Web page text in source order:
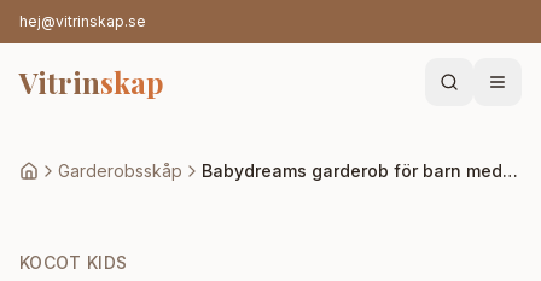
hej@vitrinskap.se
Vitrinskap
Garderobsskåp Babydreams garderob för barn med liten dinosaurie, med 2 dörrar, 1 låda - vit laminat
KOCOT KIDS